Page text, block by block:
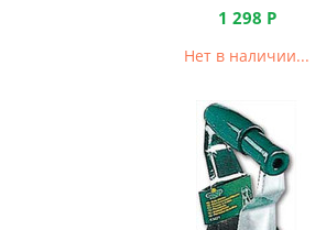
1 298 Р
Нет в наличии...